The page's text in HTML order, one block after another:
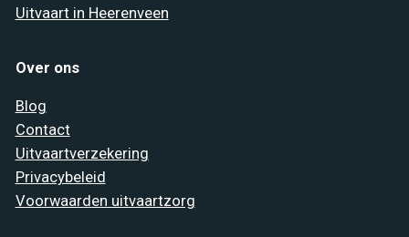
Uitvaart in Heerenveen
Over ons
Blog
Contact
Uitvaartverzekering
Privacybeleid
Voorwaarden uitvaartzorg